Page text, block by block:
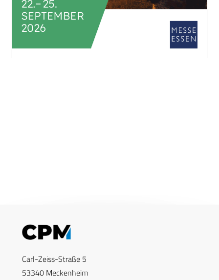
Carl-Zeiss-Straße 5
53340 Meckenheim